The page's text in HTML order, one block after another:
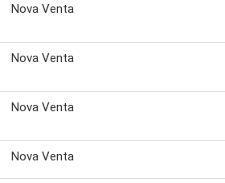
Nova Venta
Nova Venta
Nova Venta
Nova Venta